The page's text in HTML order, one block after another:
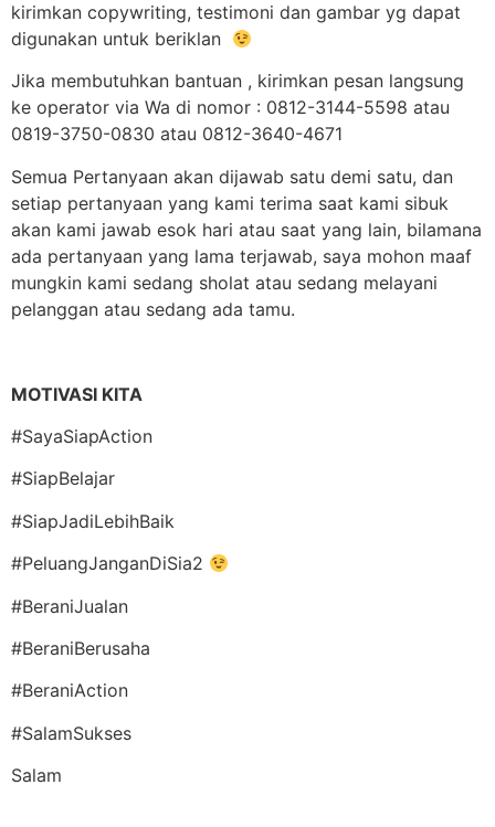
kirimkan copywriting, testimoni dan gambar yg dapat
digunakan untuk beriklan
Jika membutuhkan bantuan , kirimkan pesan langsung
ke operator via Wa di nomor : 0812-3144-5598 atau
0819-3750-0830 atau 0812-3640-4671
Semua Pertanyaan akan dijawab satu demi satu, dan
setiap pertanyaan yang kami terima saat kami sibuk
akan kami jawab esok hari atau saat yang lain, bilamana
ada pertanyaan yang lama terjawab, saya mohon maaf
mungkin kami sedang sholat atau sedang melayani
pelanggan atau sedang ada tamu.
MOTIVASI KITA
#SayaSiapAction
#SiapBelajar
#SiapJadiLebihBaik
#PeluangJanganDiSia2
#BeraniJualan
#BeraniBerusaha
#BeraniAction
#SalamSukses
Salam